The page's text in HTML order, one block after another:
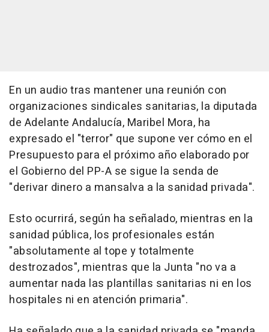
En un audio tras mantener una reunión con
organizaciones sindicales sanitarias, la diputada
de Adelante Andalucía, Maribel Mora, ha
expresado el "terror" que supone ver cómo en el
Presupuesto para el próximo año elaborado por
el Gobierno del PP-A se sigue la senda de
"derivar dinero a mansalva a la sanidad privada".
Esto ocurrirá, según ha señalado, mientras en la
sanidad pública, los profesionales están
"absolutamente al tope y totalmente
destrozados", mientras que la Junta "no va a
aumentar nada las plantillas sanitarias ni en los
hospitales ni en atención primaria".